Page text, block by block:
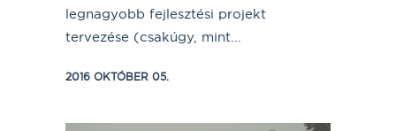
legnagyobb fejlesztési projekt
tervezése (csakúgy, mint...
2016 OKTÓBER 05.